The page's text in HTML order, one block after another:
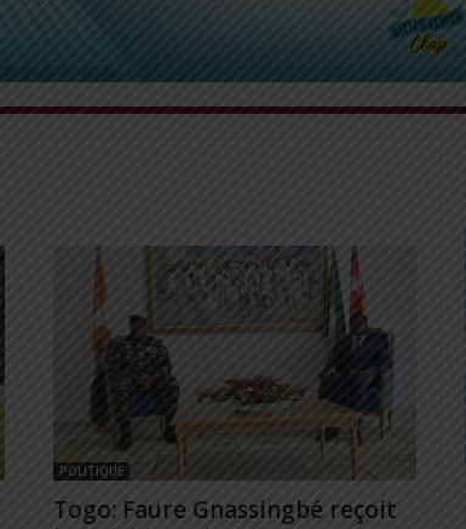
POLITIQUE
Togo: Faure Gnassingbé reçoit